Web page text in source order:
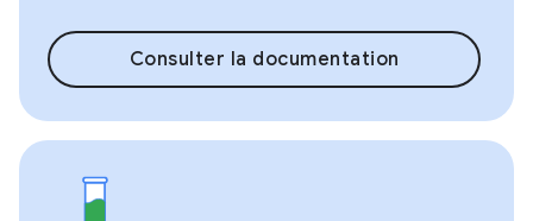
Consulter la documentation